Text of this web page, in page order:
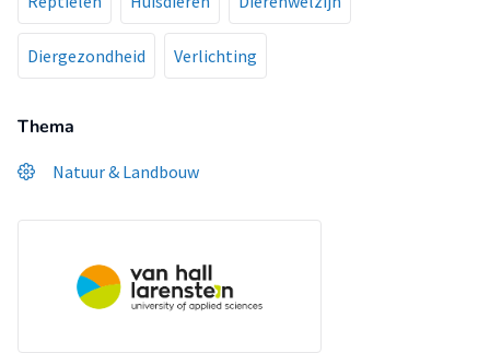
Diergezondheid Verlichting
Thema
Natuur & Landbouw